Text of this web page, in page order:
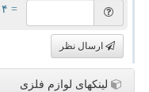
= ۴ بعلاوه ۳
ارسال نظر
لینکهای لوازم فلزی